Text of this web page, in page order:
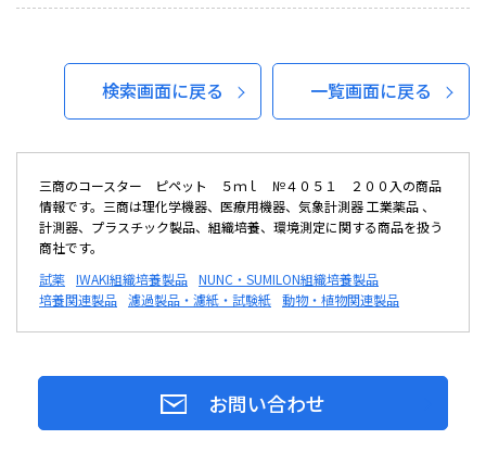
検索画面に戻る 一覧画面に戻る
三商のコースター ピペット ５ｍｌ №４０５１ ２００入の商品
情報です。三商は理化学機器、医療用機器、気象計測器 工業薬品 、
計測器、プラスチック製品、組織培養、環境測定に関する商品を扱う
商社です。
試薬 IWAKI組織培養製品 NUNC・SUMILON組織培養製品
培養関連製品 濾過製品・濾紙・試験紙 動物・植物関連製品
お問い合わせ